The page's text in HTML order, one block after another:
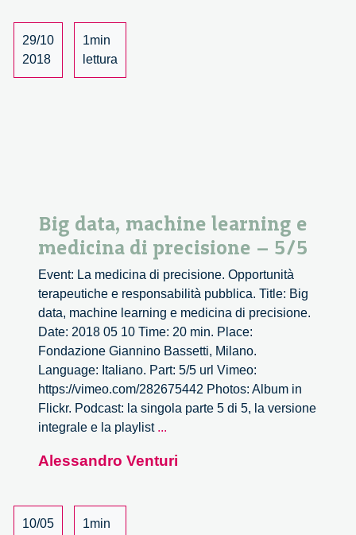
29/10
2018
1min
lettura
Big data, machine learning e
medicina di precisione – 5/5
Event: La medicina di precisione. Opportunità
terapeutiche e responsabilità pubblica. Title: Big
data, machine learning e medicina di precisione.
Date: 2018 05 10 Time: 20 min. Place:
Fondazione Giannino Bassetti, Milano.
Language: Italiano. Part: 5/5 url Vimeo:
https://vimeo.com/282675442 Photos: Album in
Flickr. Podcast: la singola parte 5 di 5, la versione
integrale e la playlist ...
machine
Alessandro Venturi
10/05
1min